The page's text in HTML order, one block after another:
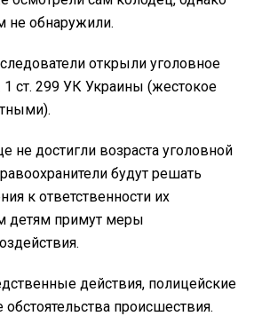
не обнаружили.
открыли уголовное
1 ст. 299 УК Украины (жестокое
не достигли возраста уголовной
будут решать
к ответственности их
детям примут меры
действия, полицейские
происшествия.